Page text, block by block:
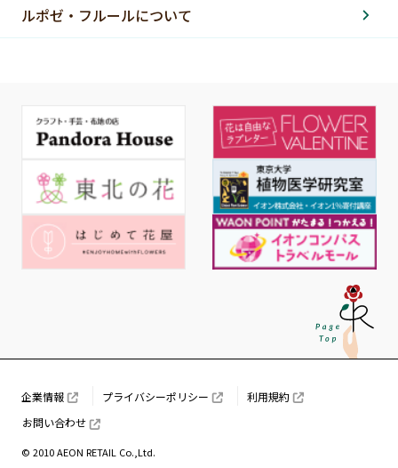
ルポゼ・フルールについて
企業情報 プライバシーポリシー
利用規約
お問い合わせ
© 2010 AEON RETAIL Co.,Ltd.